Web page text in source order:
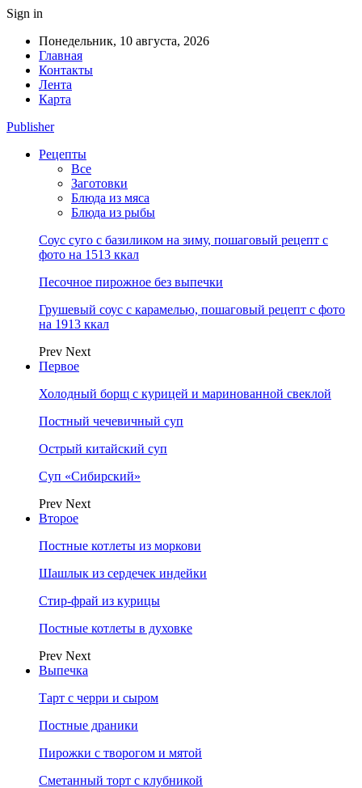
Sign in
Понедельник, 10 августа, 2026
Главная
Контакты
Лента
Карта
Publisher
Рецепты
Все
Заготовки
Блюда из мяса
Блюда из рыбы
Соус суго с базиликом на зиму, пошаговый рецепт с
фото на 1513 ккал
Песочное пирожное без выпечки
Грушевый соус с карамелью, пошаговый рецепт с фото
на 1913 ккал
Prev Next
Первое
Холодный борщ с курицей и маринованной свеклой
Постный чечевичный суп
Острый китайский суп
Суп «Сибирский»
Prev Next
Второе
Постные котлеты из моркови
Шашлык из сердечек индейки
Стир-фрай из курицы
Постные котлеты в духовке
Prev Next
Выпечка
Тарт с черри и сыром
Постные драники
Пирожки с творогом и мятой
Сметанный торт с клубникой